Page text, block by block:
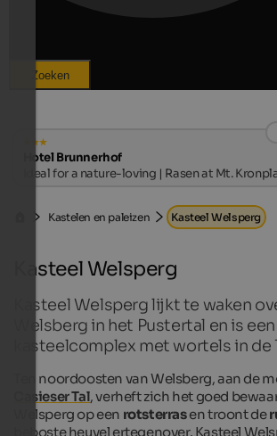
Zoeken
Hotel Brunnerhof
Ideal for a nature-loving | Rasen at Mt.
Kastelen en paleizen Kasteel Welsperg
Kasteel Welsperg
Kasteel Welsperg lijkt te waken
Welsberg in het Pustertal en is
kasteelcomplex met wortels in de
Ten noordoosten van Welsberg, aan de
Casieser Tal, verheft zich het goed
Welsperg op een rotsterrasen troont de
beboste heuvel ertegenover. Kasteel